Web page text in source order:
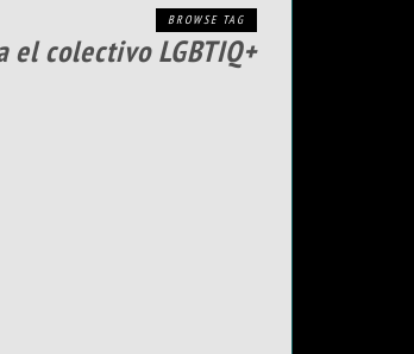
BROWSE TAG
el colectivo LGBTIQ+